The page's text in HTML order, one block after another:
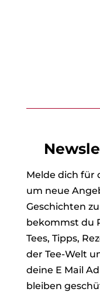
Melde dich für
um neue
Geschichten
bekommst du
Tees, Tipps,
der Tee-Welt
deine E Mail
bleiben